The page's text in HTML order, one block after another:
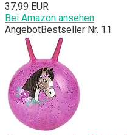
37,99 EUR
Bei Amazon ansehen
AngebotBestseller Nr. 11